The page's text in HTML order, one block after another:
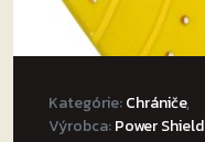
Kategórie:Chrániče,
Výrobca:Power Shield